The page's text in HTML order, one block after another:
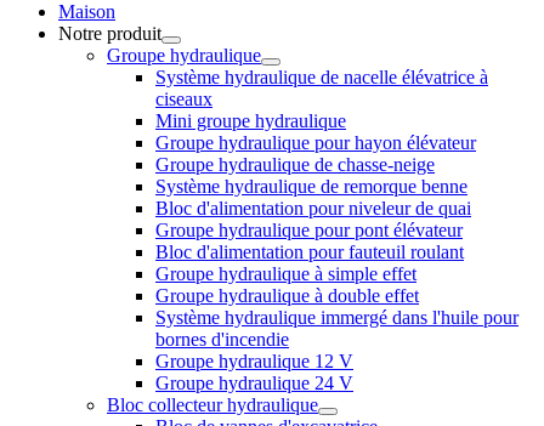
Maison
Notre produit
Groupe hydraulique
Système hydraulique de nacelle élévatrice à
ciseaux
Mini groupe hydraulique
Groupe hydraulique pour hayon élévateur
Groupe hydraulique de chasse-neige
Système hydraulique de remorque benne
Bloc d'alimentation pour niveleur de quai
Groupe hydraulique pour pont élévateur
Bloc d'alimentation pour fauteuil roulant
Groupe hydraulique à simple effet
Groupe hydraulique à double effet
Système hydraulique immergé dans l'huile pour
bornes d'incendie
Groupe hydraulique 12 V
Groupe hydraulique 24 V
Bloc collecteur hydraulique